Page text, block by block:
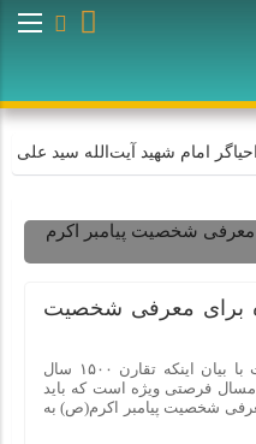
امام شهید آیت‌الله سید علی
سید علی خامنه‌ای به یک
تبدیل شد
اعتکاف، رهبر شهید انقلاب
انقلاب به یک نهاد اجتماعی
ویژه برای معرفی شخصیت
مشاور رئیس‌جمهور در امور روحانیت با بیان اینکه تقارن ۱۵۰۰ سال
فرصتی ویژه است که باید
شخصیت پیامبر اکرم(ص) به